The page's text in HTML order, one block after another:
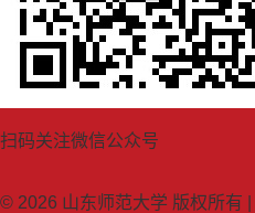
扫码关注微信公众号
© 2026 山东师范大学 版权所有 |